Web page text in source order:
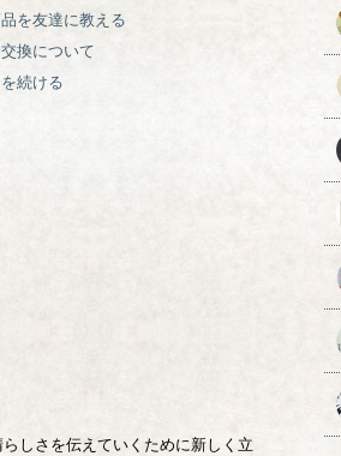
を友達に教える
換について
続ける
しさを伝えていくために新しく立